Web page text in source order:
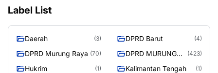
Label List
Daerah (3) DPRD Barut (4)
DPRD Murung Raya (70)
DPRD MURUNG
(423)
Hukrim (1) Kalimantan Tengah (1)